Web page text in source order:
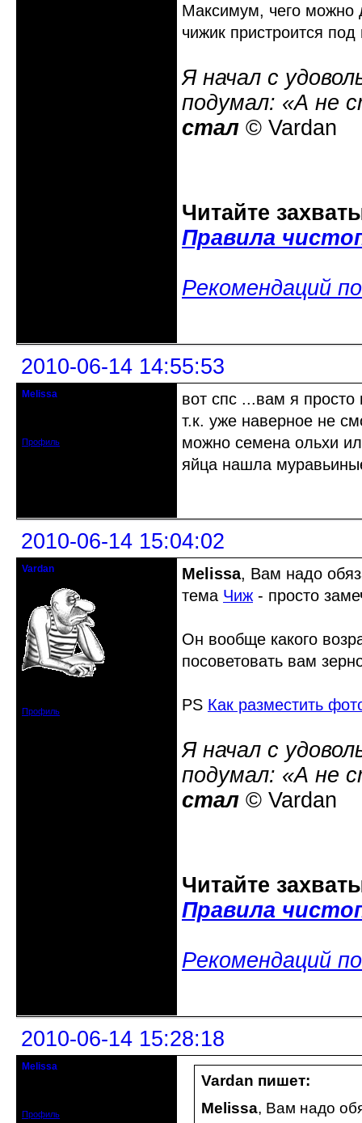
Максимум, чего можно
чижик пристроится
Я начал с
подумал: «А не
стал © Vardan
Читайте
Правила
Рекомендаций
2010-06-14 14:55:53
Melissa
Профиль
вот спс ...вам я
т.к. уже наверное не
можно семена ольхи
яйца нашла
2010-06-14 15:04:02
Vardan
Профиль
Melissa, Вам надо
тема Чиж - просто
Он вообще какого
посоветовать вам
PS Как разместить
Я начал с
подумал: «А не
стал © Vardan
Читайте
Правила
Рекомендаций
2010-06-14 15:28:18
Melissa
Профиль
Vardan пишет:
Melissa, Вам надо